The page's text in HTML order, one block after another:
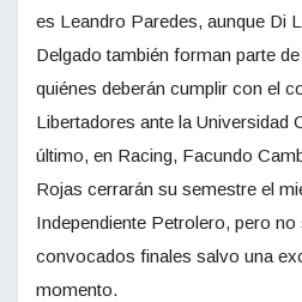
es Leandro Paredes, aunque Di
Delgado también forman parte
quiénes deberán cumplir con el
Libertadores ante la Universidad
último, en Racing, Facundo
Rojas cerrarán su semestre el
Independiente Petrolero, pero
convocados finales salvo una
momento.